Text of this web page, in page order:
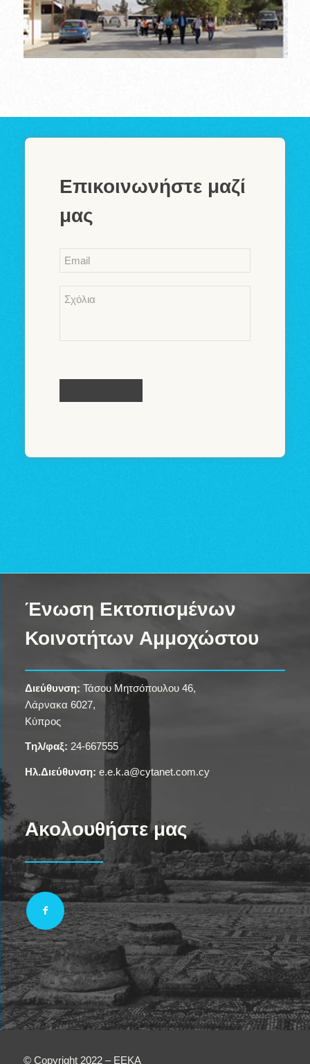
Επικοινωνήστε μαζί
μας
Ένωση Εκτοπισμένων
Κοινοτήτων Αμμοχώστου
Διεύθυνση: Τάσου Μητσόπουλου 46,
Λάρνακα 6027,
Κύπρος
Tηλ/φαξ: 24-667555
Ηλ.Διεύθυνση: e.e.k.a@cytanet.com.cy
Ακολουθήστε μας
© Copyright 2022 – EEKA